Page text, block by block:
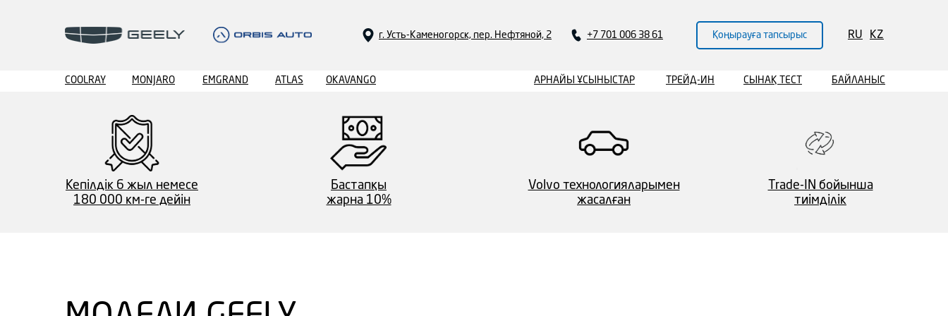
г. Усть-Каменогорск, пер. Нефтяной, 2 +7 701 006 38 61 Қоңырауға тапсырыс RU KZ
COOLRAY АРНАЙЫ ҰСЫНЫСТАР
MONJARO ТРЕЙД-ИН СЫНАҚ ТЕСТ БАЙЛАНЫС
EMGRAND ATLAS OKAVANGO
Кепілдік 6 жыл немесе
180 000 км-ге дейін
Бастапқы
жарна 10%
Volvo технологияларымен
жасалған
Trade-IN бойынша
тиімділік